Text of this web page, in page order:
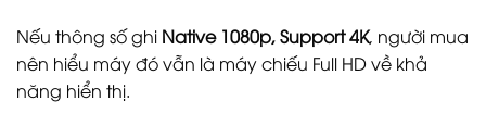
Nếu thông số ghi Native 1080p, Support 4K, người mua
nên hiểu máy đó vẫn là máy chiếu Full HD về khả
năng hiển thị.